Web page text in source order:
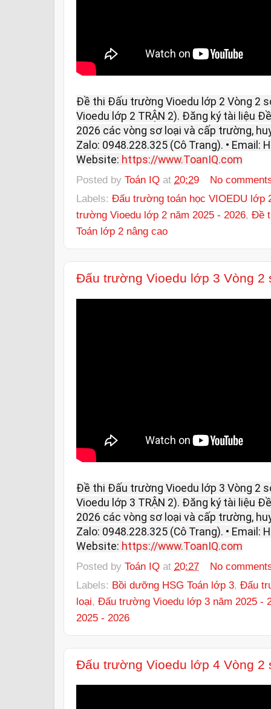
Đề thi Đấu trường Vioedu lớp 2 Vòng 2
Vioedu lớp 2 TRẬN 2). Đăng ký tài liệu
2026 các vòng sơ loại và cấp trường,
Zalo: 0948.228.325 (Cô Trang). • Email:
Website: https://www.ToanIQ.com
Posted by Toán IQ at 20:29
No
Labels: Đấu trường toán học VIOEDU lớp
trường Vioedu lớp 2 năm 2025 - 2026, Đề
Toán lớp 2 nâng cao
Đấu trường Vioedu lớp 3 Vòng 2
Đề thi Đấu trường Vioedu lớp 3 Vòng 2
Vioedu lớp 3 TRẬN 2). Đăng ký tài liệu
2026 các vòng sơ loại và cấp trường,
Zalo: 0948.228.325 (Cô Trang). • Email:
Website: https://www.ToanIQ.com
Posted by Toán IQ at 20:27
No
Labels: Bồi dưỡng HSG Toán lớp 3, Đấu
loại, Đấu trường Vioedu lớp 3 năm 2025 -
2025 - 2026
Đấu trường Vioedu lớp 4 Vòng 2